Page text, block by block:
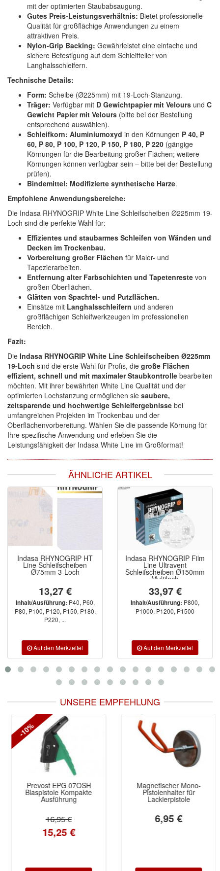
mit der optimierten Staubabsaugung.
Gutes Preis-Leistungsverhältnis: Bietet professionelle
Qualität für großflächige Anwendungen zu einem
attraktiven Preis.
Nylon-Grip Backing: Gewährleistet eine einfache und
sichere Befestigung auf dem Schleifteller von
Langhalsschleifern.
Technische Details:
Form: Scheibe (Ø225mm) mit 19-Loch-Stanzung.
Träger: Verfügbar mit D Gewichtpapier mit Velours und C
Gewicht Papier mit Velours (bitte bei der Bestellung
entsprechend auswählen).
Schleifkorn: Aluminiumoxyd in den Körnungen P 40, P
60, P 80, P 100, P 120, P 150, P 180, P 220 (gängige
Körnungen für die Bearbeitung großer Flächen; weitere
Körnungen können verfügbar sein – bitte bei der Bestellung
prüfen).
Bindemittel: Modifizierte synthetische Harze.
Empfohlene Anwendungsbereiche:
Die Indasa RHYNOGRIP White Line Schleifscheiben Ø225mm 19-
Loch sind die perfekte Wahl für:
Effizientes und staubarmes Schleifen von Wänden und
Decken im Trockenbau.
Vorbereitung großer Flächen für Maler- und
Tapezierarbeiten.
Entfernung alter Farbschichten und Tapetenreste von
großen Oberflächen.
Glätten von Spachtel- und Putzflächen.
Einsätze mit Langhalsschleifern und anderen
großflächigen Schleifwerkzeugen im professionellen
Bereich.
Fazit:
Die Indasa RHYNOGRIP White Line Schleifscheiben Ø225mm
19-Loch sind die erste Wahl für Profis, die große Flächen
effizient, schnell und mit maximaler Staubkontrolle bearbeiten
möchten. Mit ihrer bewährten White Line Qualität und der
optimierten Lochstanzung ermöglichen sie saubere,
zeitsparende und hochwertige Schleifergebnisse bei
umfangreichen Projekten im Trockenbau und der
Oberflächenvorbereitung. Wählen Sie die passende Körnung für
Ihre spezifische Anwendung und erleben Sie die
Leistungsfähigkeit der Indasa White Line im Großformat!
ÄHNLICHE ARTIKEL
Indasa RHYNOGRIP HT
Line Schleifscheiben
Ø75mm 3-Loch
13,27 €
Inhalt/Ausführung: P40, P60,
P80, P100, P120, P150, P180,
P220, ...
Indasa RHYNOGRIP Film
Line Ultravent
Schleifscheiben Ø150mm
Multiloch
33,97 €
Inhalt/Ausführung: P800,
P1000, P1200, P1500
UNSERE EMPFEHLUNG
Prevost EPG 07OSH
Blaspistole Kompakte
Ausführung
16,95 €
15,25 €
-10%
Magnetischer Mono-
Pistolenhalter für
Lackierpistole
6,95 €